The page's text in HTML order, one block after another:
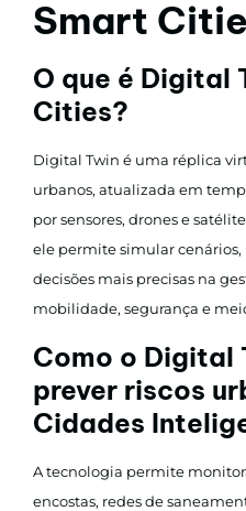
Smart
O que é Digital
Cities?
Digital Twin é uma réplica
urbanos, atualizada em
por sensores, drones e
ele permite simular cenários,
decisões mais precisas na
mobilidade, segurança e
Como o Digital
prever riscos
Cidades
A tecnologia permite
encostas, redes de